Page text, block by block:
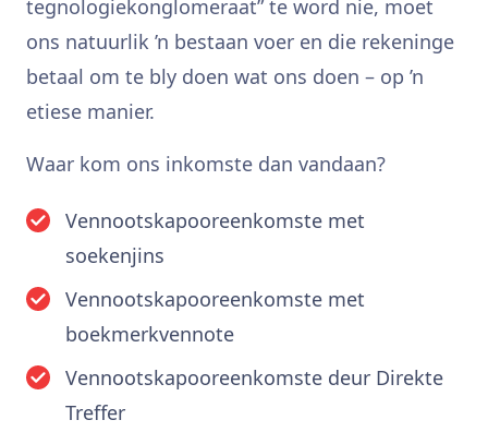
tegnologiekonglomeraat” te word nie, moet
ons natuurlik ’n bestaan voer en die rekeninge
betaal om te bly doen wat ons doen – op ’n
etiese manier.
Waar kom ons inkomste dan vandaan?
Vennootskapooreenkomste met
soekenjins
Vennootskapooreenkomste met
boekmerkvennote
Vennootskapooreenkomste deur Direkte
Treffer